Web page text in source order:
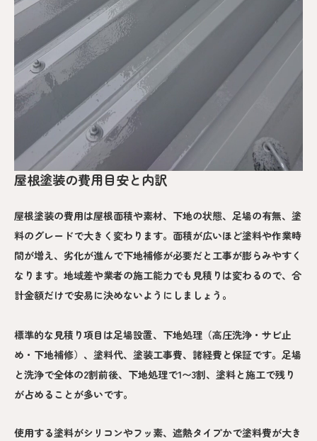
屋根塗装の費用目安と内訳
屋根塗装の費用は屋根面積や素材、下地の状態、足場の有無、塗
料のグレードで大きく変わります。面積が広いほど塗料や作業時
間が増え、劣化が進んで下地補修が必要だと工事が膨らみやすく
なります。地域差や業者の施工能力でも見積りは変わるので、合
計金額だけで安易に決めないようにしましょう。
標準的な見積り項目は足場設置、下地処理（高圧洗浄・サビ止
め・下地補修）、塗料代、塗装工事費、諸経費と保証です。足場
と洗浄で全体の2割前後、下地処理で1〜3割、塗料と施工で残り
が占めることが多いです。
使用する塗料がシリコンやフッ素、遮熱タイプかで塗料費が大き